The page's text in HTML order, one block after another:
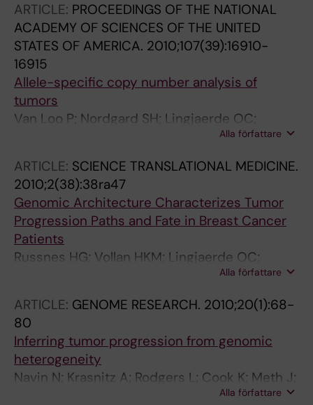
ARTICLE: PROCEEDINGS OF THE NATIONAL
ACADEMY OF SCIENCES OF THE UNITED
STATES OF AMERICA. 2010;107(39):16910-
16915
Allele-specific copy number analysis of
tumors
Van Loo P; Nordgard SH; Lingjaerde OC;
Russnes HG; Rye IH; Sun W; Weigman VJ;
Borresen-Dale A-L; Kristensen VN
Alla författare
ARTICLE: SCIENCE TRANSLATIONAL MEDICINE.
2010;2(38):38ra47
Genomic Architecture Characterizes Tumor
Progression Paths and Fate in Breast Cancer
Patients
Russnes HG; Vollan HKM; Lingjaerde OC;
Krasnitz A; Lundin P; Naume B; Sorlie T; Borgen
E; Rye IH; Langerod A; Chin S-F; Teschendorff
AE; Stephens PJ; Maner S; Schlichting E;
Baumbusch LO; Karesen R; Stratton MP; Wigler
M; Caldas C; Zetterberg A; Hicks J; Borresen-
Dale A-L
Alla författare
ARTICLE: GENOME RESEARCH. 2010;20(1):68-
80
Inferring tumor progression from genomic
heterogeneity
Navin N; Krasnitz A; Rodgers L; Cook K; Meth J;
Kendall J; Riggs M; Eberling Y; Troge J; Grubor
Alla författare